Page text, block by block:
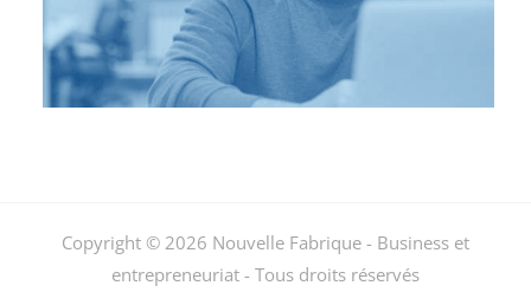
Copyright © 2026 Nouvelle Fabrique - Business et
entrepreneuriat - Tous droits réservés